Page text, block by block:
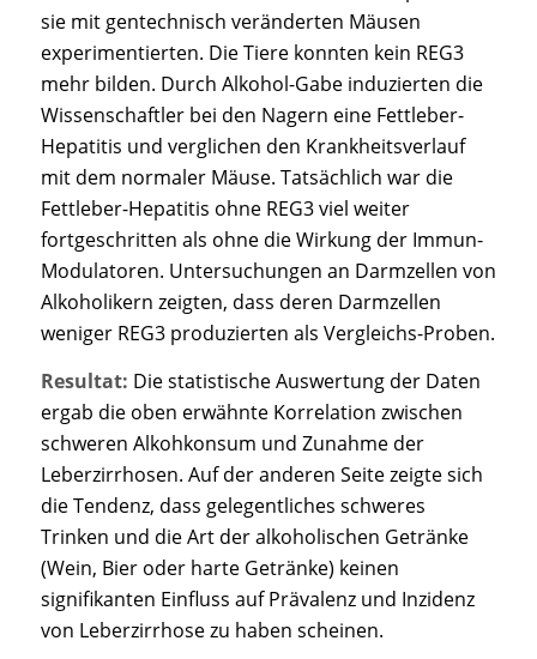
sie mit gentechnisch veränderten Mäusen
experimentierten. Die Tiere konnten kein REG3
mehr bilden. Durch Alkohol-Gabe induzierten die
Wissenschaftler bei den Nagern eine Fettleber-
Hepatitis und verglichen den Krankheitsverlauf
mit dem normaler Mäuse. Tatsächlich war die
Fettleber-Hepatitis ohne REG3 viel weiter
fortgeschritten als ohne die Wirkung der Immun-
Modulatoren. Untersuchungen an Darmzellen von
Alkoholikern zeigten, dass deren Darmzellen
weniger REG3 produzierten als Vergleichs-Proben.
Resultat: Die statistische Auswertung der Daten
ergab die oben erwähnte Korrelation zwischen
schweren Alkohkonsum und Zunahme der
Leberzirrhosen. Auf der anderen Seite zeigte sich
die Tendenz, dass gelegentliches schweres
Trinken und die Art der alkoholischen Getränke
(Wein, Bier oder harte Getränke) keinen
signifikanten Einfluss auf Prävalenz und Inzidenz
von Leberzirrhose zu haben scheinen.